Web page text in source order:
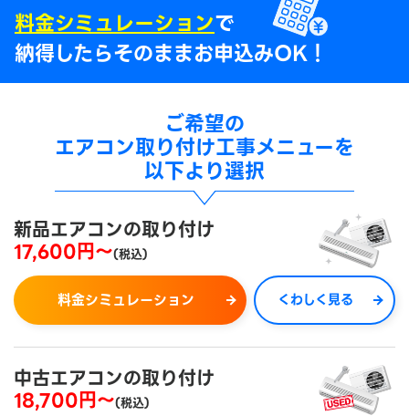
料金シミュレーションで
納得したらそのままお申込みOK！
ご希望の
エアコン取り付け工事メニューを
以下より選択
新品エアコンの取り付け
17,600円～(税込)
料金シミュレーション くわしく見る
中古エアコンの取り付け
18,700円～(税込)